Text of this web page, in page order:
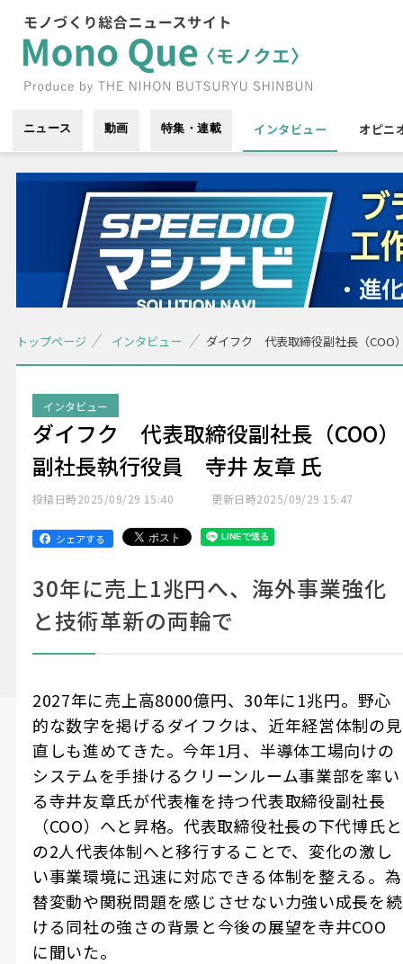
ニュース 動画 特集・連載 インタビュー オピニ
トップページ インタビュー ダイフク 代表取締役副社長（COO
インタビュー
ダイフク 代表取締役副社長（COO）
副社長執行役員 寺井 友章 氏
投稿日時2025/09/29 15:40 更新日時2025/09/29 15:47
シェアする
30年に売上1兆円へ、海外事業強化
と技術革新の両輪で
2027年に売上高8000億円、30年に1兆円――。野心
的な数字を掲げるダイフクは、近年経営体制の見
直しも進めてきた。今年1月、半導体工場向けの
システムを手掛けるクリーンルーム事業部を率い
る寺井友章氏が代表権を持つ代表取締役副社長
（COO）へと昇格。代表取締役社長の下代博氏と
の2人代表体制へと移行することで、変化の激し
い事業環境に迅速に対応できる体制を整える。為
替変動や関税問題を感じさせない力強い成長を続
ける同社の強さの背景と今後の展望を寺井COO
に聞いた。